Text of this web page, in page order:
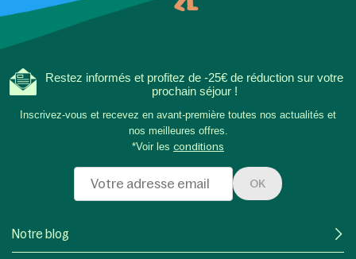
Restez informés et profitez de -25€ de réduction sur votre
prochain séjour !
Inscrivez-vous et recevez en avant-première toutes nos actualités et
nos meilleures offres.
*Voir les conditions
OK
Notre blog